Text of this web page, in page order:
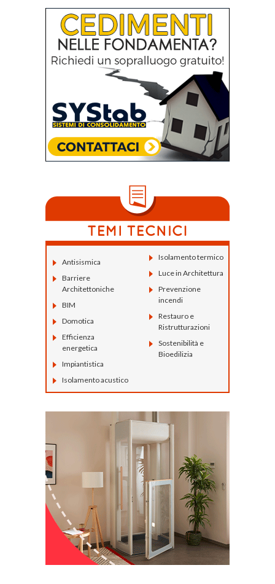
Antisismica
Barriere
Architettoniche
BIM
Domotica
Efficienza
energetica
Impiantistica
Isolamento acustico
Isolamento termico
Luce in Architettura
Prevenzione
incendi
Restauro e
Ristrutturazioni
Sostenibilità e
Bioedilizia